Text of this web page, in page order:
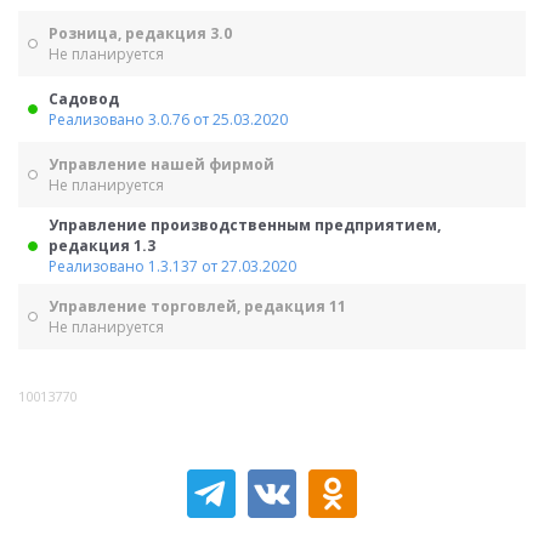
Розница, редакция 3.0
Не планируется
Садовод
Реализовано 3.0.76 от 25.03.2020
Управление нашей фирмой
Не планируется
Управление производственным предприятием,
редакция 1.3
Реализовано 1.3.137 от 27.03.2020
Управление торговлей, редакция 11
Не планируется
10013770